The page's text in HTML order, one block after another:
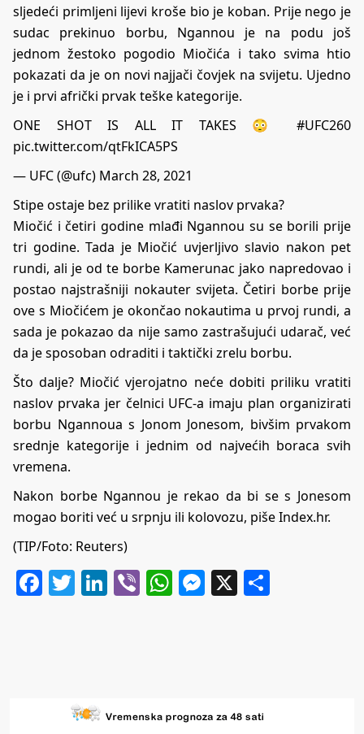
sljedeći primljeni lijevi kroše bio je koban. Prije nego je
sudac prekinuo borbu, Ngannou je na podu još
jednom žestoko pogodio Miočića i tako svima htio
pokazati da je on novi najjači čovjek na svijetu. Ujedno
je i prvi afrički prvak teške kategorije.
ONE SHOT IS ALL IT TAKES 😳 #UFC260
pic.twitter.com/qtFkICA5PS
— UFC (@ufc) March 28, 2021
Stipe ostaje bez prilike vratiti naslov prvaka?
Miočić i četiri godine mlađi Ngannou su se borili prije
tri godine. Tada je Miočić uvjerljivo slavio nakon pet
rundi, ali je od te borbe Kamerunac jako napredovao i
postao najstrašniji nokauter svijeta. Četiri borbe prije
ove s Miočićem je okončao nokautima u prvoj rundi, a
sada je pokazao da nije samo zastrašujući udarač, već
da je sposoban odraditi i taktički zrelu borbu.
Što dalje? Miočić vjerojatno neće dobiti priliku vratiti
naslov prvaka jer čelnici UFC-a imaju plan organizirati
borbu Ngannoua s Jonom Jonesom, bivšim prvakom
srednje kategorije i jednim od najvećih boraca svih
vremena.
Nakon borbe Ngannou je rekao da bi se s Jonesom
mogao boriti već u srpnju ili kolovozu, piše Index.hr.
(TIP/Foto: Reuters)
Facebook
Twitter
LinkedIn
ViberWhatsApp
Messenger
X